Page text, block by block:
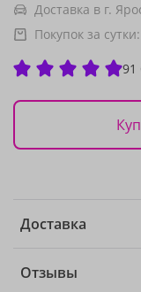
Доставка в г.
Покупок за сутки:
91
Доставка
Отзывы